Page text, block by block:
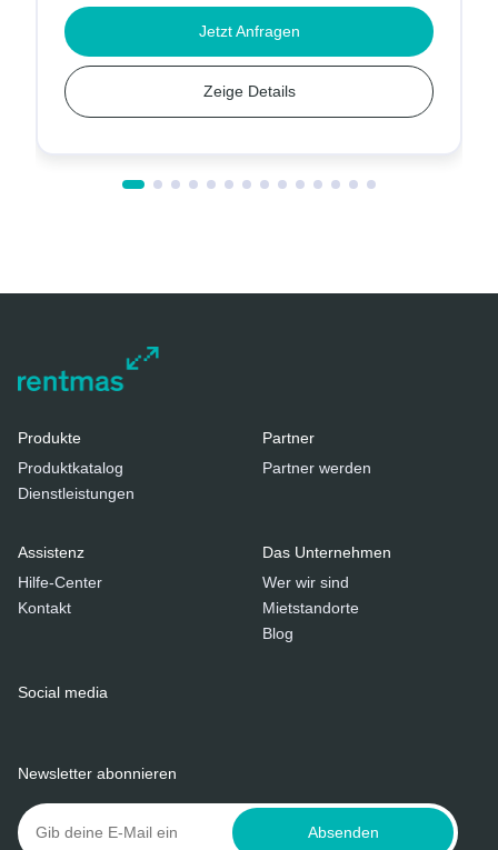
Zeige Details
Jetzt Anfragen
Produkte
Produktkatalog
Dienstleistungen
Partner
Partner werden
Assistenz
Hilfe-Center
Kontakt
Das Unternehmen
Wer wir sind
Mietstandorte
Blog
Social media
Newsletter abonnieren
Absenden